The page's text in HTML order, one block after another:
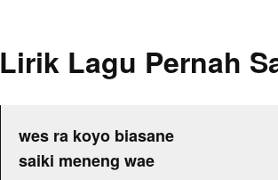
Lirik Lagu Pernah
wes ra koyo biasane
saiki meneng wae